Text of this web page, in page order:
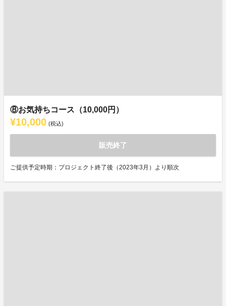
⑧お気持ちコース（10,000円）
¥10,000 (税込)
販売終了
ご提供予定時期：プロジェクト終了後（2023年3月）より順次